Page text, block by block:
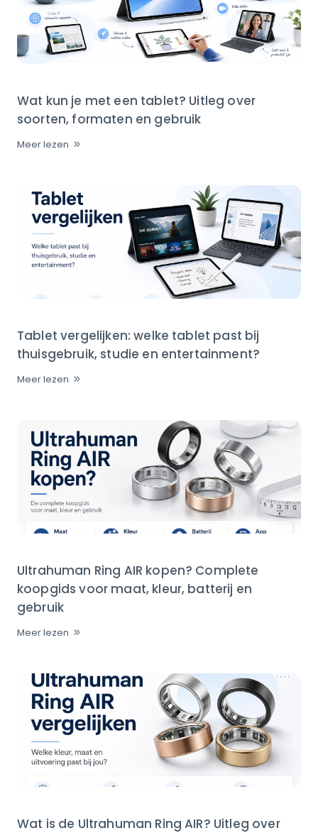
Wat kun je met een tablet? Uitleg over
soorten, formaten en gebruik
Meer lezen
Tablet vergelijken: welke tablet past bij
thuisgebruik, studie en entertainment?
Meer lezen
Ultrahuman Ring AIR kopen? Complete
koopgids voor maat, kleur, batterij en
gebruik
Meer lezen
Wat is de Ultrahuman Ring AIR? Uitleg over